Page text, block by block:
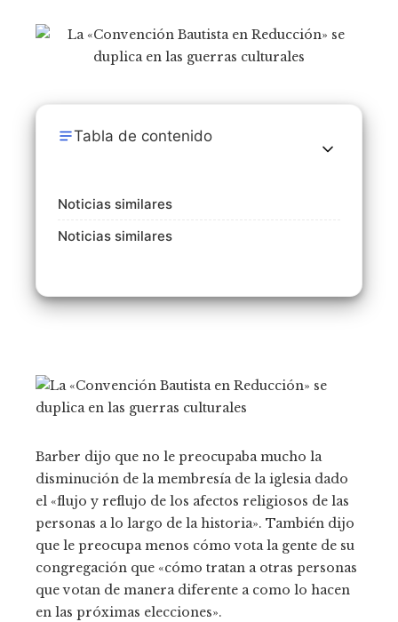
Tabla de contenido
Noticias similares
Noticias similares
Barber dijo que no le preocupaba mucho la
disminución de la membresía de la iglesia dado
el «flujo y reflujo de los afectos religiosos de las
personas a lo largo de la historia». También dijo
que le preocupa menos cómo vota la gente de su
congregación que «cómo tratan a otras personas
que votan de manera diferente a como lo hacen
en las próximas elecciones».